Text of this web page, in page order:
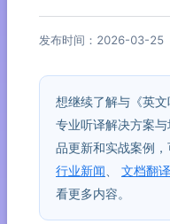
发布时间：2026-03-25
想继续了解与《英
专业听译解决方案
品更新和实战案例，
行业新闻
文档翻
看更多内容。